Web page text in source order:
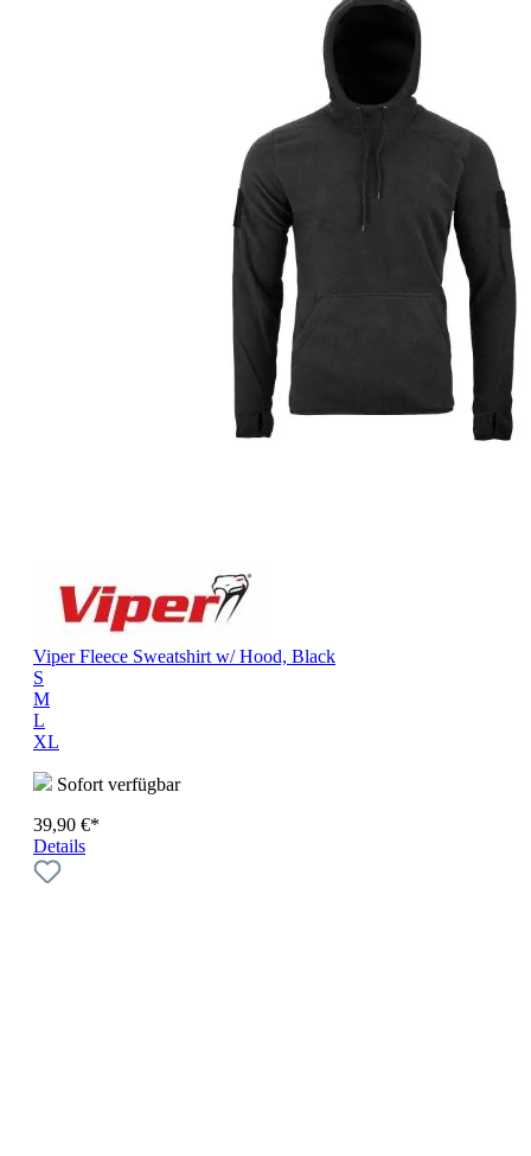
Viper Fleece Sweatshirt w/ Hood, Black
S
M
L
XL
Sofort verfügbar
39,90 €*
Details